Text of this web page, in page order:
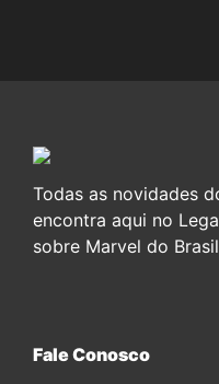
Todas as novidades
encontra aqui no
sobre Marvel do
Fale Conosco